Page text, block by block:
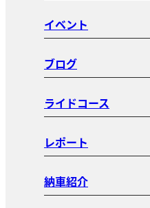
イベント
ブログ
ライドコース
レポート
納車紹介